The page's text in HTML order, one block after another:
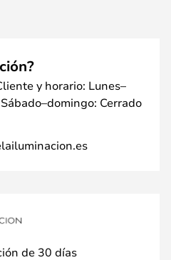
y horario: Lunes–
Cerrado
de 30 días